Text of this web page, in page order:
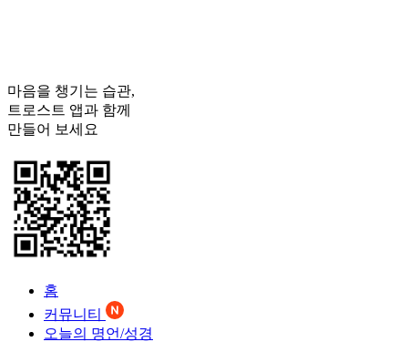
마음을 챙기는 습관,
트로스트 앱과 함께
만들어 보세요
홈
커뮤니티
오늘의 명언/성경